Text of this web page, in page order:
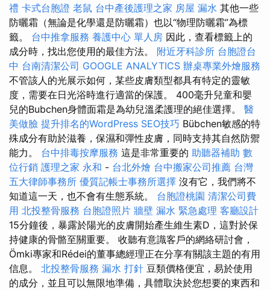
禮 卡式台胞證 老鼠 台中產後護理之家 房屋 漏水 其他一些
防曬霜（無論是化學還是防曬霜）也以“物理防曬霜”為標
籤。 台中推拿服務 養護中心 單人房 因此，查看標籤上的
成分時，找出您使用的最佳方法。 附近牙科診所 台胞證台
中 台南清潔公司 GOOGLE ANALYTICS 辦桌專業外燴服務
不管該人的光展示如何，某些皮膚類型都具有特定的靈敏
度，需要在日光浴時進行適當的保護。 400毫升兒童和嬰
兒的Bubchen身體面霜是為幼兒溫柔護理的絕佳選擇。 醫
美做臉 提升排名的WordPress SEO技巧 Bübchen敏感的特
殊成分有助於滋養，保濕和彈性皮膚，同時支持其自然防禦
能力。 台中排毒按摩服務 這是非常重要的 助聽器補助 數
位行銷 護理之家 永和 - 台北外燴 台中搬家公司推薦 台灣
五大律師事務所 優質記帳士事務所選擇 沒有它，我們將不
知道這一天，也不會有生態系統。 台胞證桃園 清潔公司費
用 北投整骨服務 台胞證照片 牆壁 漏水 緊急處理 客廳設計
15分鐘後，暴露於陽光的皮膚開始產生維生素D，這對於保
持健康的骨骼至關重要。 收聽有意識客戶的網絡研討會，
Ömki專家和Rédei的董事總經理正在分享有關該主題的有用
信息。 北投整骨服務 漏水 打針 豆類價格便宜，易於使用
的成分，並且可以無限地準備，具體取決於您想要的東西和